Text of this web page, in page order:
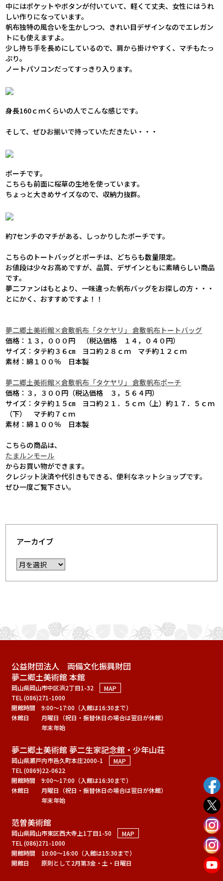
中にはポケットやボタンが付いていて、軽くて丈夫、女性にはうれ
しい作りになっています。
帆布独特の風合いを生かしつつ、きれい目デザインなのでエレガン
トにも使えますよ。
少し持ち手を長めにしているので、肩から掛けやすく、マチもたっ
ぷり。
ノートパソコンだってすっきり入ります。
身長160ｃｍくらいの人でこんな感じです。
そして、ぜひお揃いで持っていただきたい・・・
ポーチです。
こちらも前面に桜草の生地を使っています。
ちょっと大きめサイズなので、収納力抜群。
約7センチのマチがある、しっかりしたポーチです。
こちらのトートバッグとポーチは、どちらも数量限定。
お値段は少々お高めですが、品質、デザインともに素晴らしい商品
です。
夢二ファンはもとより、一味違った帆布バッグをお探しの方・・・
とにかく、おすすめですよ！！
夢二郷土美術館×倉敷帆布「タケヤリ」 倉敷帆布トートバッグ
価格：１３，０００円 （税込価格 １４，０４０円）
サイズ：タテ約３６㎝ ヨコ約２８ｃｍ マチ約１２ｃｍ
素材：綿１００％ 日本製
夢二郷土美術館×倉敷帆布「タケヤリ」 倉敷帆布ポーチ
価格：３，３００円（税込価格 ３，５６４円）
サイズ：タテ約１５㎝ ヨコ約２１．５ｃｍ（上）約１７．５ｃｍ
（下） マチ約７ｃｍ
素材：綿１００％ 日本製
こちらの商品は、
たまルンモール
からお買い物ができます。
クレジット決済や代引きもできる、便利なネットショップです。
ぜひ一度ご覧下さい。
アーカイブ
公益財団法人 両備文化振興財団
夢二郷土美術館 本館
岡山県岡山市中区浜2丁目1-32
MAP
TEL (086)271-1000
開館時間
9:00～17:00（入館は16:30まで）
休館日
月曜日（祝日・振替休日の場合は翌日が休館）
年末年始
夢二郷土美術館 夢二生家記念館・少年山荘
岡山県瀬戸内市邑久町本庄2000-1
MAP
TEL (0869)22-0622
開館時間
9:00～17:00（入館は16:30まで）
休館日
月曜日（祝日・振替休日の場合は翌日が休館）
年末年始
范曽美術館
岡山県岡山市東区西大寺上1丁目1-50
MAP
TEL (086)271-1000
開館時間
10:00～16:00（入館は15:30まで）
開館日
原則として2月第3金・土・日曜日